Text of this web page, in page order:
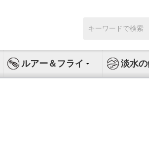
索:
ルアー＆フライ 淡水の